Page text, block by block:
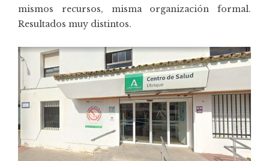
mismos recursos, misma organización formal.
Resultados muy distintos.